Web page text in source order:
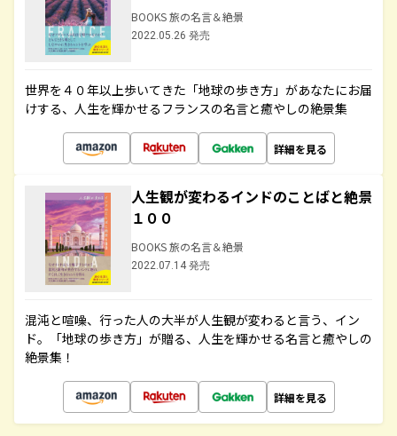
BOOKS 旅の名言＆絶景
2022.05.26 発売
世界を４０年以上歩いてきた「地球の歩き方」があなたにお届
けする、人生を輝かせるフランスの名言と癒やしの絶景集
詳細を見る
人生観が変わるインドのことばと絶景
１００
BOOKS 旅の名言＆絶景
2022.07.14 発売
混沌と喧噪、行った人の大半が人生観が変わると言う、イン
ド。「地球の歩き方」が贈る、人生を輝かせる名言と癒やしの
絶景集！
詳細を見る